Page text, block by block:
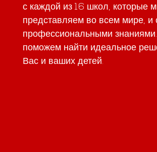
с каждой из 16 школ, которые
представляем во всем мире, и
профессиональными
поможем найти идеальное
Вас и ваших детей.